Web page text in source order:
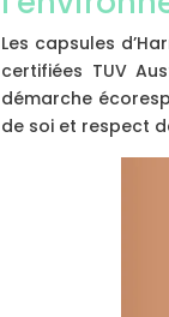
Les capsules
certifiées TUV
démarche
de soi et respect